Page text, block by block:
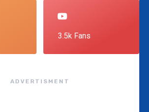
3.5k Fans
ADVERTISMENT